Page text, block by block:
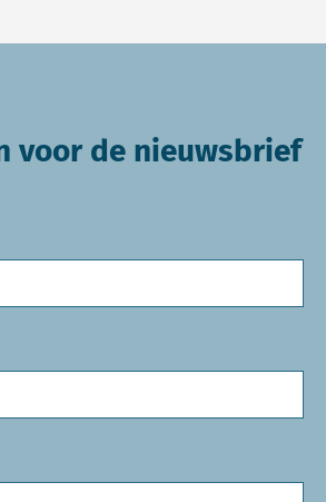
voor de nieuwsbrief